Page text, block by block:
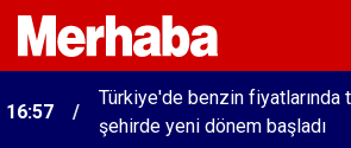
16:57
Türkiye'de benzin fiyatlarında
şehirde yeni dönem başladı